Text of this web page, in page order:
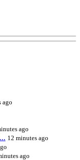
ago
ago
12 minutes ago
ago